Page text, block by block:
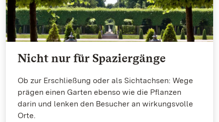
Nicht nur für Spaziergänge
Ob zur Erschließung oder als Sichtachsen: Wege
prägen einen Garten ebenso wie die Pflanzen
darin und lenken den Besucher an wirkungsvolle
Orte.